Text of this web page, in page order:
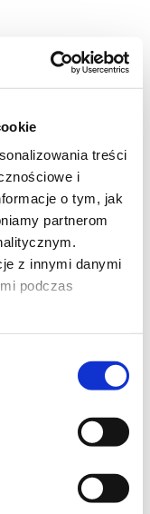
treści
i
o tym, jak
partnerom
z innymi danymi
podczas
i serami, dodać